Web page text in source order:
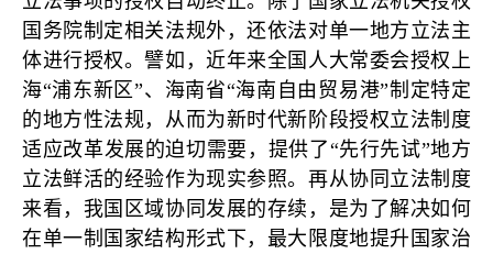
国务院制定相关法规外，还依法对单一地方立法主
体进行授权。譬如，近年来全国人大常委会授权上
海“浦东新区”、海南省“海南自由贸易港”制定特定
的地方性法规，从而为新时代新阶段授权立法制度
适应改革发展的迫切需要，提供了“先行先试”地方
立法鲜活的经验作为现实参照。再从协同立法制度
来看，我国区域协同发展的存续，是为了解决如何
在单一制国家结构形式下，最大限度地提升国家治